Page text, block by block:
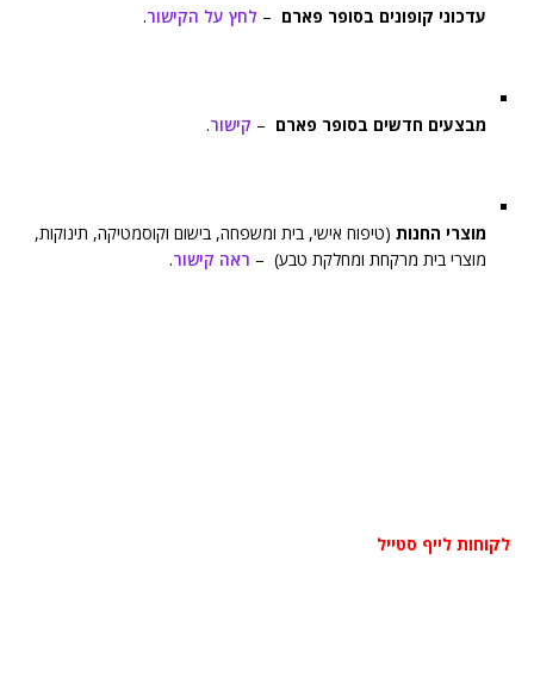
עדכוני קופונים בסופר פארם – לחץ על הקישור.
מבצעים חדשים בסופר פארם – קישור.
מוצרי החנות (טיפוח אישי, בית ומשפחה, בישום וקוסמטיקה, תינוקות,
מוצרי בית מרקחת ומחלקת טבע) – ראה קישור.
לקוחות לייף סטייל